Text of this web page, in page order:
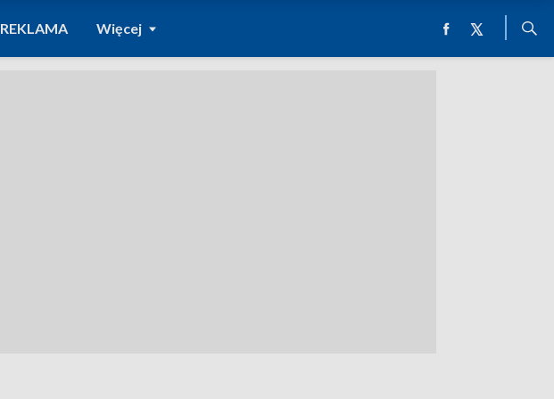
REKLAMA Więcej